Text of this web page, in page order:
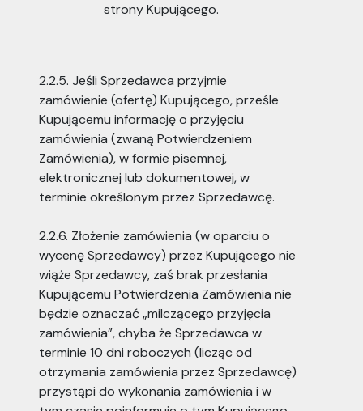
strony Kupującego.
2.2.5. Jeśli Sprzedawca przyjmie
zamówienie (ofertę) Kupującego, prześle
Kupującemu informację o przyjęciu
zamówienia (zwaną Potwierdzeniem
Zamówienia), w formie pisemnej,
elektronicznej lub dokumentowej, w
terminie określonym przez Sprzedawcę.
2.2.6. Złożenie zamówienia (w oparciu o
wycenę Sprzedawcy) przez Kupującego nie
wiąże Sprzedawcy, zaś brak przesłania
Kupującemu Potwierdzenia Zamówienia nie
będzie oznaczać „milczącego przyjęcia
zamówienia”, chyba że Sprzedawca w
terminie 10 dni roboczych (licząc od
otrzymania zamówienia przez Sprzedawcę)
przystąpi do wykonania zamówienia i w